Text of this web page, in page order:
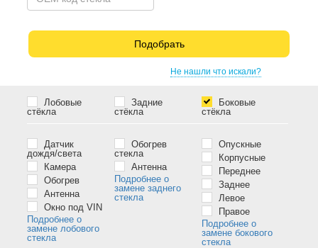
Подобрать
Не нашли что искали?
Лобовые
стёкла
Датчик
дождя/света
Камера
Обогрев
Антенна
Окно под VIN
Подробнее о
замене лобового
стекла
Задние
стёкла
Обогрев
стекла
Антенна
Подробнее о
замене заднего
стекла
Боковые
стёкла
Опускные
Корпусные
Переднее
Заднее
Левое
Правое
Подробнее о
замене бокового
стекла